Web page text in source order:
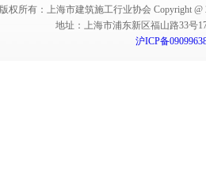
版权所有：上海市建筑施工行业协会 Copyright @
地址：上海市浦东新区福山路33号
沪ICP备